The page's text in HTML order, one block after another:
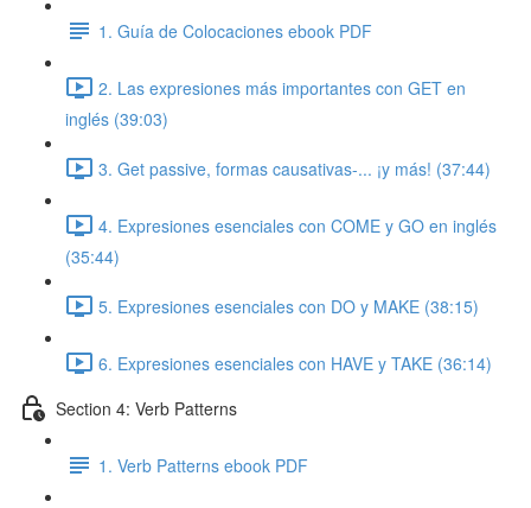
1. Guía de Colocaciones ebook PDF
2. Las expresiones más importantes con GET en
inglés (39:03)
3. Get passive, formas causativas-... ¡y más! (37:44)
4. Expresiones esenciales con COME y GO en inglés
(35:44)
5. Expresiones esenciales con DO y MAKE (38:15)
6. Expresiones esenciales con HAVE y TAKE (36:14)
Section 4: Verb Patterns
1. Verb Patterns ebook PDF